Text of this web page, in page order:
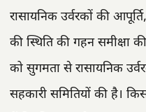
रासायनिक उर्वरकों की
की स्थिति की गहन समीक्षा
को सुगमता से रासायनिक
सहकारी समितियों की है।